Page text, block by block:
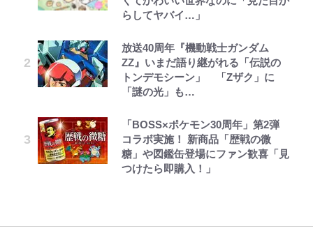
らしてヤバイ…」
放送40周年『機動戦士ガンダム
ZZ』いまだ語り継がれる「伝説の
トンデモシーン」 「Zザク」に
「謎の光」も…
「BOSS×ポケモン30周年」第2弾
コラボ実施！ 新商品「歴戦の微
糖」や図鑑缶登場にファン歓喜「見
つけたら即購入！」
笑顔見れてよかった｣｢大喜びのリ
｢モデルやってる｣｢かっけぇ｣三笘
薫がブライトン新ユニのモデルで完
全復活！“King”の帰還に｢チームか
て…｣
W杯クオーター制への大反発か、
FIFA会長を追い詰めた｢欧州のボイ
おもしろさを知る
やってはいけない！「キャンプツー
リング」での「NGパッキング」7
選！ 安全＆快適につながる「荷物
の順序や位置」積載のコツとは？
【自転車】「若いときは登れたんだ
けど……」 グラベルバイクで暑さ
に負けそうなヒルクライム、砂利道
とうちゃんが出世するゾ
落ちた日本死ね」
FRUITS ZIPPER鎮西寿々歌が語る
『天才てれびくん』時代の学びと
22歳でアイドルの道を切り拓いた
「人生最大の決断」
三代目魚武濱田成夫「すっごい勉強
ができない阿呆」が京都の名門美術
高校に受かった理由「落ちたと思っ
てたので合格発表も行かなかったん
水準に耐えられないので貴族を目指
します~ 第37話(2)
公式-雑用付与術師が自分の最強に
続々
【川口春奈と結婚】板倉滉は「めっ
ちゃモテる」 年収7億円・お洒落・
包容力…超愛される日本代表
貌姿に「超絶イケメン」大反響 意
味深「スネ毛ハラスメント」にも注
目
レビュー『仮面家族』悠木シュン・